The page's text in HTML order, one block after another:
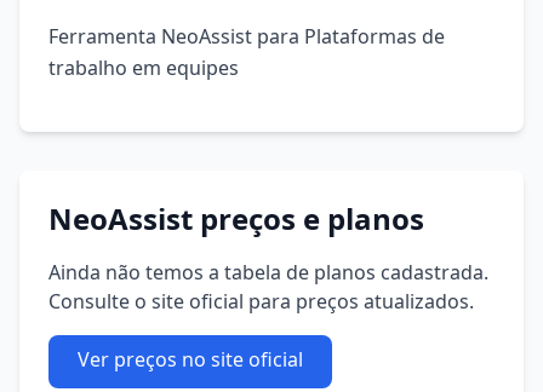
Ferramenta NeoAssist para Plataformas de
trabalho em equipes
NeoAssist preços e planos
Ainda não temos a tabela de planos cadastrada.
Consulte o site oficial para preços atualizados.
Ver preços no site oficial